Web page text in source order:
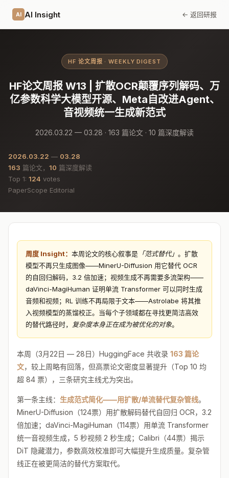
AI AI Insight ← 返回研报
HF 论文周报 · WEEKLY DIGEST
HF论文周报 W13 | 扩散OCR颠覆序列解码、万
亿参数科学大模型开源、Meta自改进Agent、
音视频统一生成新范式
2026.03.22 — 03.28 · 163 篇论文 · 10 篇深度解读
2026.03.22 — 03.28
163 篇论文， 10 篇深度解读
Top 1: 124 votes
PaperScope Editorial
周度 Insight： 本周论文的核心叙事是 「范式替代」 。扩散
模型不再只生成图像——MinerU-Diffusion 用它替代 OCR
的自回归解码，3.2 倍加速；视频生成不再需要多流架构——
daVinci-MagiHuman 证明单流 Transformer 可以同时生成
音频和视频；RL 训练不再局限于文本——Astrolabe 将其推
入视频模型的蒸馏校正。当每个子领域都在寻找更简洁高效
的替代路径时， 复杂度本身正在成为被优化的对象。
本周（3月22日 — 28日）HuggingFace 共收录 163 篇论
文，较上周略有回落，但高票论文密度显著提升（Top 10 均
超 84 票），三条研究主线尤为突出。
第一条主线： 生成范式简化——用扩散/单流替代复杂管线。
MinerU-Diffusion（124票）用扩散解码替代自回归 OCR，3.2
倍加速；daVinci-MagiHuman（114票）用单流 Transformer
统一音视频生成，5 秒视频 2 秒生成；Calibri（44票）揭示
DiT 隐藏潜力，参数高效校准即可大幅提升生成质量。复杂管
线正在被更简洁的替代方案取代。